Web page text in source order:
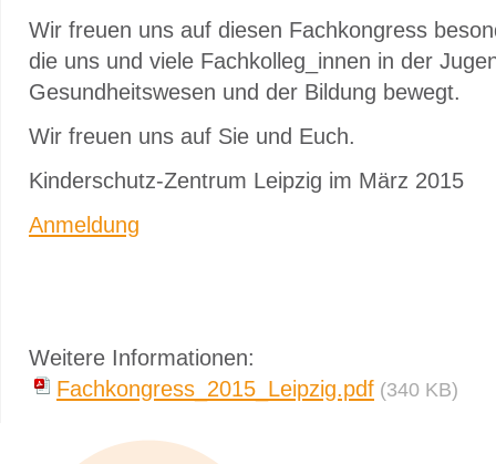
Wir freuen uns auf diesen Fachkongress
die uns und viele Fachkolleg_innen in der
Gesundheitswesen und der Bildung bewegt.
Wir freuen uns auf Sie und Euch.
Kinderschutz-Zentrum Leipzig im März 2015
Anmeldung
Weitere Informationen:
Fachkongress_2015_Leipzig.pdf (340 KB)